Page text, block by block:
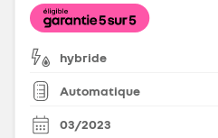
hybride
Automatique
03/2023